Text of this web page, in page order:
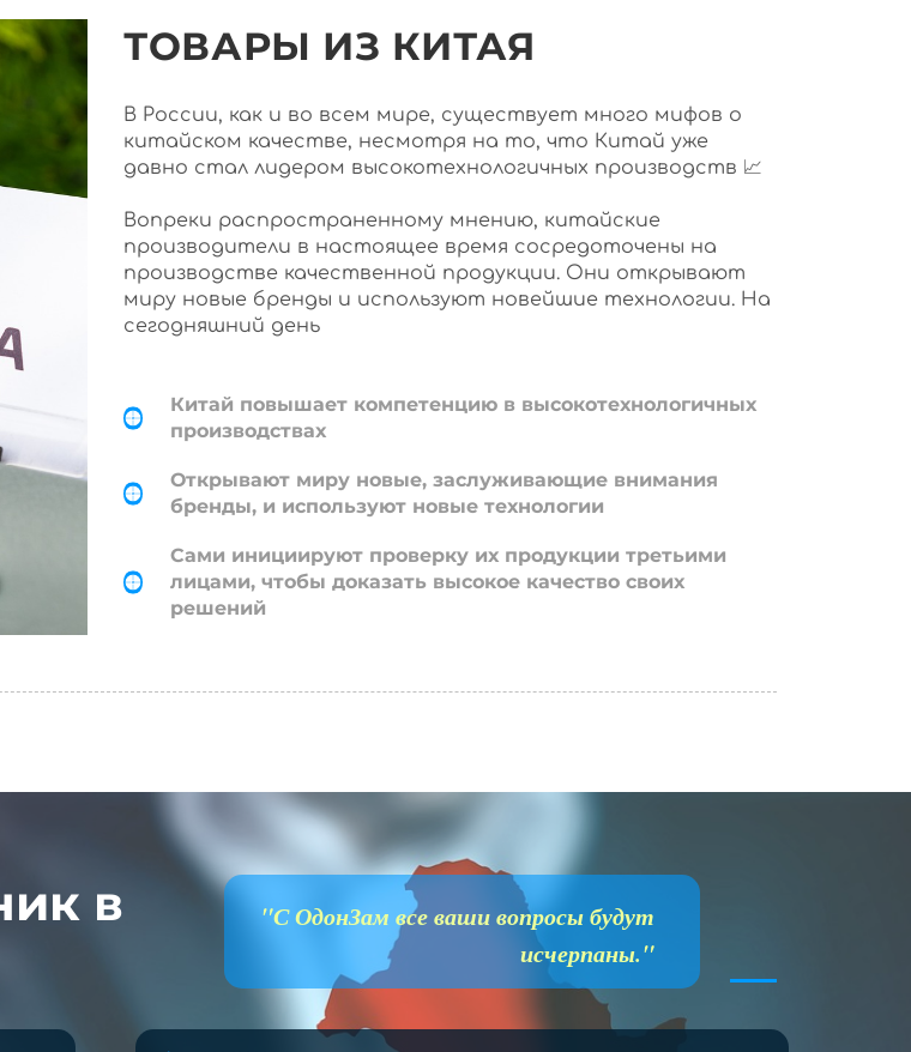
ТОВАРЫ ИЗ КИТАЯ
В России, как и во всем мире, существует много мифов о
китайском качестве, несмотря на то, что Китай уже
давно стал лидером высокотехнологичных производств 📈
Вопреки распространенному мнению, китайские
производители в настоящее время сосредоточены на
производстве качественной продукции. Они открывают
миру новые бренды и используют новейшие технологии. На
сегодняшний день
Китай повышает компетенцию в высокотехнологичных
производствах
Открывают миру новые, заслуживающие внимания
бренды, и используют новые технологии
Сами инициируют проверку их продукции третьими
лицами, чтобы доказать высокое качество своих
решений
в
"С ОдонЗам все ваши вопросы будут
исчерпаны."